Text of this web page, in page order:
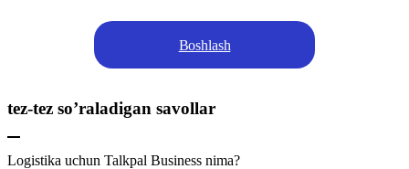
Boshlash
tez-tez so’raladigan savollar
Logistika uchun Talkpal Business nima?